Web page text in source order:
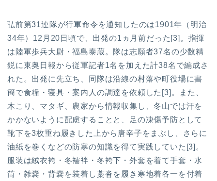
弘前第31連隊が行軍命令を通知したのは1901年（明治
34年）12月20日頃で、出発の1ヵ月前だった[3]。指揮
は陸軍歩兵大尉・福島泰蔵。隊は志願者37名の少数精
鋭に東奥日報から従軍記者1名を加えた計38名で編成さ
れた。出発に先立ち、同隊は沿線の村落や町役場に書
簡で食糧・寝具・案内人の調達を依頼した[3]。また、
木こり、マタギ、農家から情報収集し、冬山では汗を
かかないように配慮することと、足の凍傷予防として
靴下を3枚重ね履きした上から唐辛子をまぶし、さらに
油紙を巻くなどの防寒の知識を得て実践していた[3]。
服装は絨衣袴・冬襦袢・冬袴下・外套を着て手套・水
筒・雑嚢・背嚢を装着し藁沓を履き寒地着各一を付着